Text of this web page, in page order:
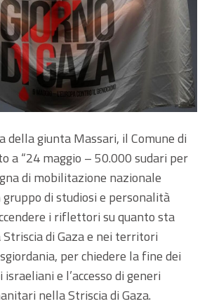
della giunta Massari, il Comune di
a “24 maggio – 50.000 sudari per
di mobilitazione nazionale
gruppo di studiosi e personalità
i riflettori su quanto sta
Striscia di Gaza e nei territori
per chiedere la fine dei
e l’accesso di generi
nella Striscia di Gaza.